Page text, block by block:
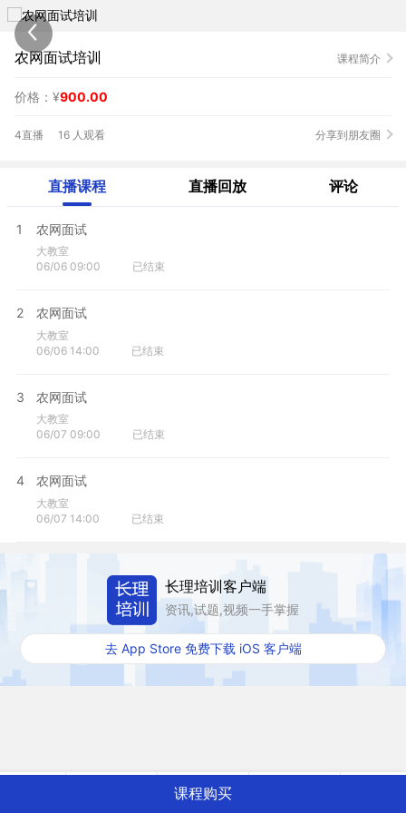
农网面试培训 课程简介
价格：¥900.00
4直播 16 人观看 分享到朋友圈
直播课程 直播回放 评论
1 农网面试
大教室
06/06 09:00
已结束
2 农网面试
大教室
06/06 14:00
已结束
3 农网面试
大教室
06/07 09:00
已结束
4 农网面试
大教室
06/07 14:00
已结束
课程购买
长理培训客户端
资讯,试题,视频一手掌握
去 App Store 免费下载 iOS 客户端
电网书籍